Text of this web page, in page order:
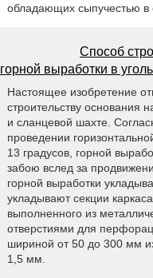
обладающих сыпучестью в
Способ
горной выработки в
Настоящее изобретение
строительству основания
и сланцевой шахте.
проведении
13 градусов, горной
забою вслед за
горной выработки
укладывают секции
выполненного из
отверстиями для
шириной от 50 до 300 мм
1,5 мм.